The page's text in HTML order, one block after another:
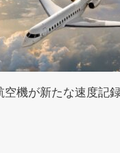
空機が新たな速度記